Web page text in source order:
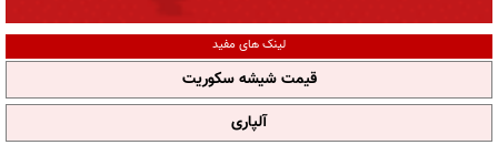
لینک های مفید
قیمت شیشه سکوریت
آلپاری